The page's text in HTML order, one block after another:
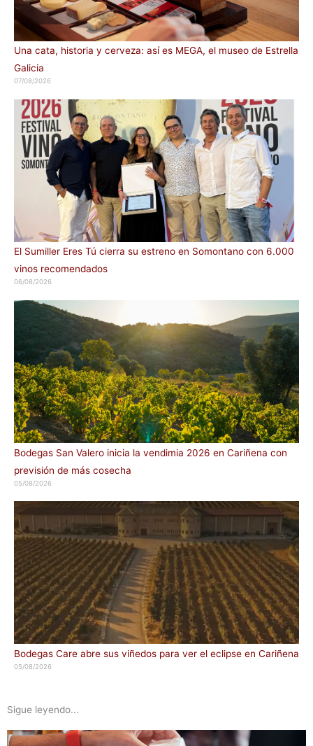
Una cata, historia y cerveza: así es MEGA, el museo de Estrella
Galicia
07/08/2026
El Sumiller Eres Tú cierra su estreno en Somontano con 6.000
vinos recomendados
06/08/2026
Bodegas San Valero inicia la vendimia 2026 en Cariñena con
previsión de más cosecha
05/08/2026
Bodegas Care abre sus viñedos para ver el eclipse en Cariñena
05/08/2026
Sigue leyendo...